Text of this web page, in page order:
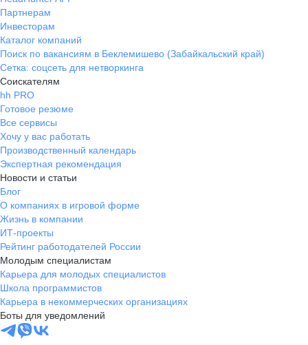
Партнерам
Инвесторам
Каталог компаний
Поиск по вакансиям в Беклемишево (Забайкальский край)
Сетка: соцсеть для нетворкинга
Соискателям
hh PRO
Готовое резюме
Все сервисы
Хочу у вас работать
Производственный календарь
Экспертная рекомендация
Новости и статьи
Блог
О компаниях в игровой форме
Жизнь в компании
ИТ-проекты
Рейтинг работодателей России
Молодым специалистам
Карьера для молодых специалистов
Школа программистов
Карьера в некоммерческих организациях
Боты для уведомлений